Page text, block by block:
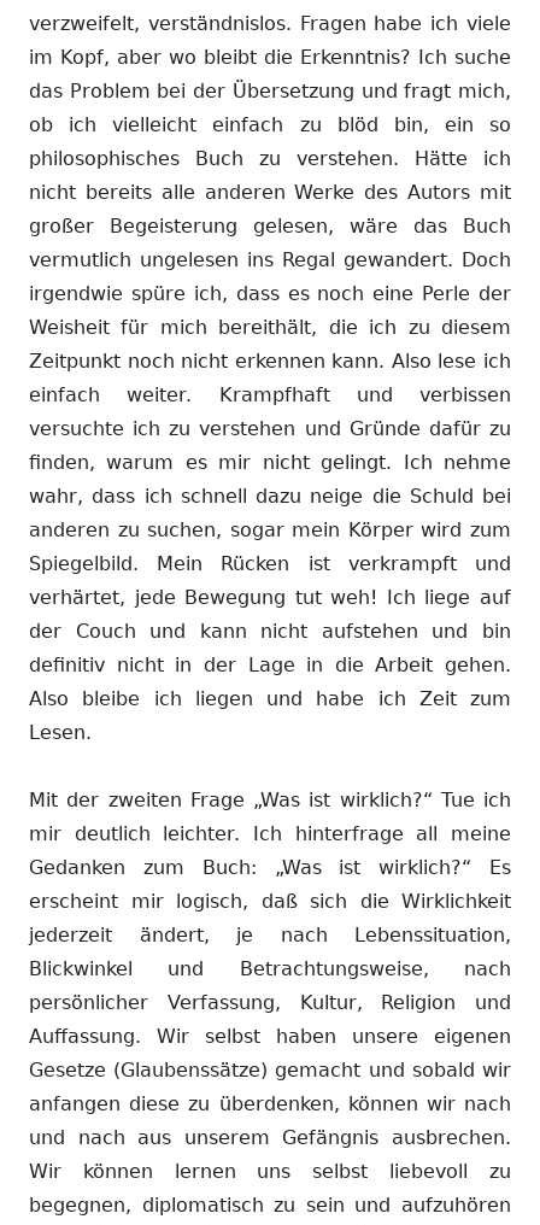
verzweifelt, verständnislos. Fragen habe ich viele
im Kopf, aber wo bleibt die Erkenntnis? Ich suche
das Problem bei der Übersetzung und fragt mich,
ob ich vielleicht einfach zu blöd bin, ein so
philosophisches Buch zu verstehen. Hätte ich
nicht bereits alle anderen Werke des Autors mit
großer Begeisterung gelesen, wäre das Buch
vermutlich ungelesen ins Regal gewandert. Doch
irgendwie spüre ich, dass es noch eine Perle der
Weisheit für mich bereithält, die ich zu diesem
Zeitpunkt noch nicht erkennen kann. Also lese ich
einfach weiter. Krampfhaft und verbissen
versuchte ich zu verstehen und Gründe dafür zu
finden, warum es mir nicht gelingt. Ich nehme
wahr, dass ich schnell dazu neige die Schuld bei
anderen zu suchen, sogar mein Körper wird zum
Spiegelbild. Mein Rücken ist verkrampft und
verhärtet, jede Bewegung tut weh! Ich liege auf
der Couch und kann nicht aufstehen und bin
definitiv nicht in der Lage in die Arbeit gehen.
Also bleibe ich liegen und habe ich Zeit zum
Lesen.
Mit der zweiten Frage „Was ist wirklich?“ Tue ich
mir deutlich leichter. Ich hinterfrage all meine
Gedanken zum Buch: „Was ist wirklich?“ Es
erscheint mir logisch, daß sich die Wirklichkeit
jederzeit ändert, je nach Lebenssituation,
Blickwinkel und Betrachtungsweise, nach
persönlicher Verfassung, Kultur, Religion und
Auffassung. Wir selbst haben unsere eigenen
Gesetze (Glaubenssätze) gemacht und sobald wir
anfangen diese zu überdenken, können wir nach
und nach aus unserem Gefängnis ausbrechen.
Wir können lernen uns selbst liebevoll zu
begegnen, diplomatisch zu sein und aufzuhören